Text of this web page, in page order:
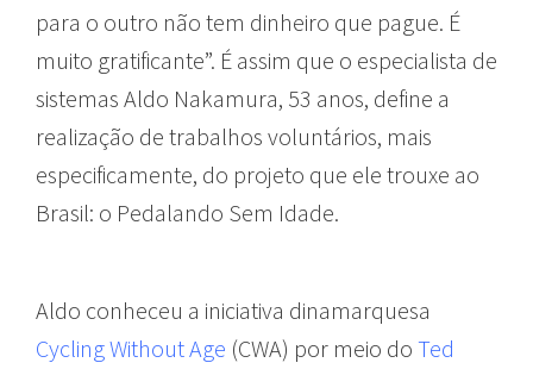
para o outro não tem dinheiro que pague. É
muito gratificante”. É assim que o especialista de
sistemas Aldo Nakamura, 53 anos, define a
realização de trabalhos voluntários, mais
especificamente, do projeto que ele trouxe ao
Brasil: o Pedalando Sem Idade.
Aldo conheceu a iniciativa dinamarquesa
Cycling Without Age (CWA) por meio do Ted